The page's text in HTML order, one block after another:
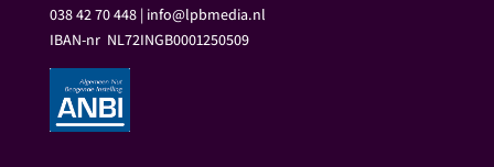
038 42 70 448 | info@lpbmedia.nl
IBAN-nr NL72INGB0001250509